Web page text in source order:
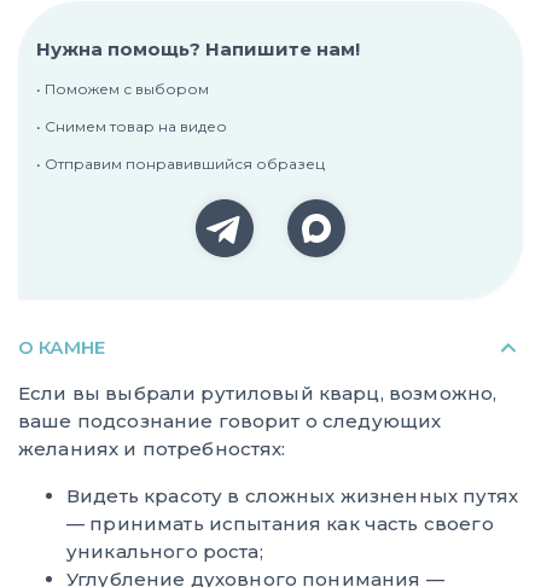
Нужна помощь? Напишите нам!
• Поможем с выбором
• Снимем товар на видео
• Отправим понравившийся образец
О КАМНЕ
Если вы выбрали рутиловый кварц, возможно,
ваше подсознание говорит о следующих
желаниях и потребностях:
Видеть красоту в сложных жизненных путях
— принимать испытания как часть своего
уникального роста;
Углубление духовного понимания —